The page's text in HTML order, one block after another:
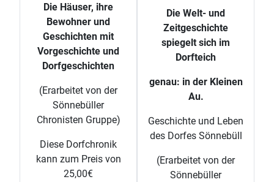
Die Häuser, ihre
Bewohner und
Geschichten mit
Vorgeschichte und
Dorfgeschichten
(Erarbeitet von der
Sönnebüller
Chronisten Gruppe)
Diese Dorfchronik
kann zum Preis von
25,00€
Die Welt- und
Zeitgeschichte
spiegelt sich im
Dorfteich
genau: in der Kleinen
Au.
Geschichte und Leben
des Dorfes Sönnebüll
(Erarbeitet von der
Sönnebüller